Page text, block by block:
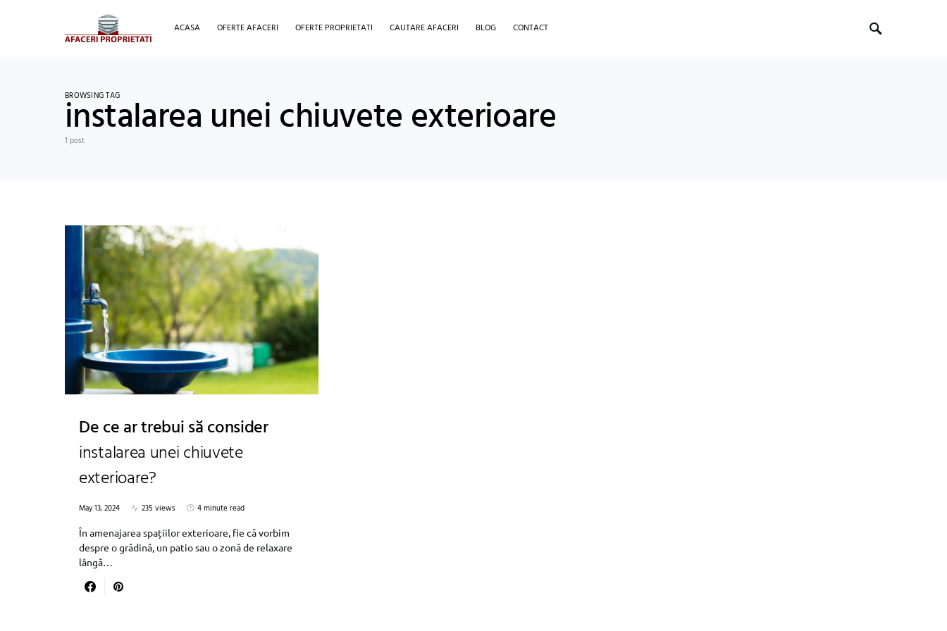
ACASA OFERTE AFACERI OFERTE PROPRIETATI CAUTARE AFACERI BLOG CONTACT
BROWSING TAG
instalarea unei chiuvete exterioare
1 post
De ce ar trebui să consider
instalarea unei chiuvete
exterioare?
May 13, 2024 235 views
4 minute read
În amenajarea spațiilor exterioare, fie că vorbim
despre o grădină, un patio sau o zonă de relaxare
lângă…